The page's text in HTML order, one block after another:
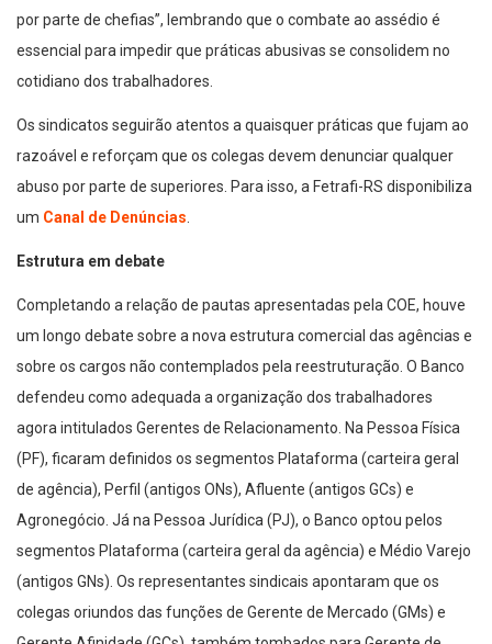
por parte de chefias”, lembrando que o combate ao assédio é
essencial para impedir que práticas abusivas se consolidem no
cotidiano dos trabalhadores.
Os sindicatos seguirão atentos a quaisquer práticas que fujam ao
razoável e reforçam que os colegas devem denunciar qualquer
abuso por parte de superiores. Para isso, a Fetrafi-RS disponibiliza
um Canal de Denúncias
Estrutura em debate
Completando a relação de pautas apresentadas pela COE, houve
um longo debate sobre a nova estrutura comercial das agências e
sobre os cargos não contemplados pela reestruturação. O Banco
defendeu como adequada a organização dos trabalhadores
agora intitulados Gerentes de Relacionamento. Na Pessoa Física
(PF), ficaram definidos os segmentos Plataforma (carteira geral
de agência), Perfil (antigos ONs), Afluente (antigos GCs) e
Agronegócio. Já na Pessoa Jurídica (PJ), o Banco optou pelos
segmentos Plataforma (carteira geral da agência) e Médio Varejo
(antigos GNs). Os representantes sindicais apontaram que os
colegas oriundos das funções de Gerente de Mercado (GMs) e